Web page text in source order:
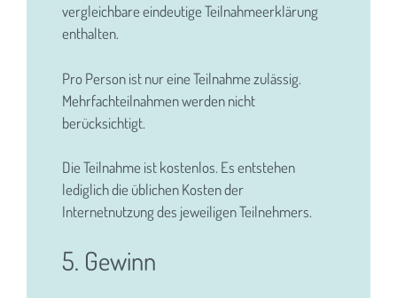
vergleichbare eindeutige Teilnahmeerklärung
enthalten.
Pro Person ist nur eine Teilnahme zulässig.
Mehrfachteilnahmen werden nicht
berücksichtigt.
Die Teilnahme ist kostenlos. Es entstehen
lediglich die üblichen Kosten der
Internetnutzung des jeweiligen Teilnehmers.
5. Gewinn